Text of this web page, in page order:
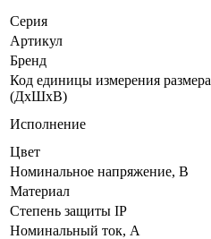
Серия
Артикул
Бренд
Код единицы измерения размера
(ДхШхВ)
Исполнение
Цвет
Номинальное напряжение, В
Материал
Степень защиты IP
Номинальный ток, А